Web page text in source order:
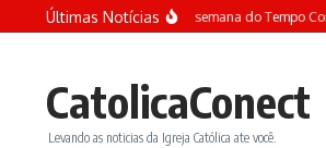
Ir para o conteúdo
Últimas Notícias
Terça-feira da 13ª semana do Tempo
CatolicaConect
Levando as noticias da Igreja Católica ate você.